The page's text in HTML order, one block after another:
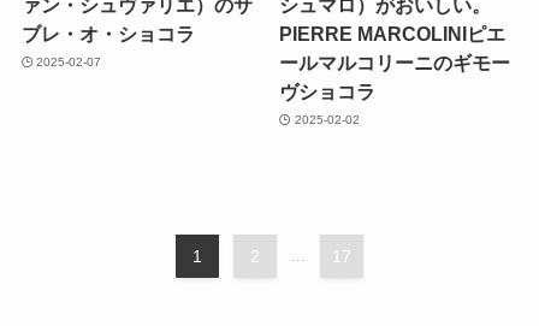
ブレ・オ・ショコラ
2025-02-07
PIERRE MARCOLINIピエ
ールマルコリーニのギモー
ヴショコラ
2025-02-02
1 2 ... 17